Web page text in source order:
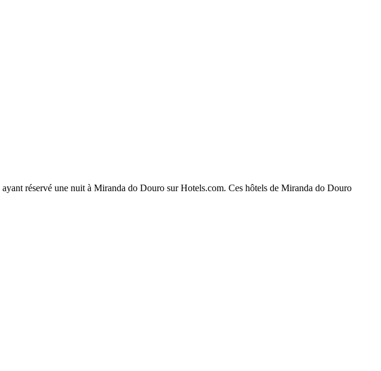
réservé une nuit à Miranda do Douro sur Hotels.com. Ces hôtels de Miranda do Douro